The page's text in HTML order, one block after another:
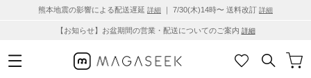
熊本地震の影響による配送遅延 詳細 ｜ 7/30(木)14時〜 送料改訂 詳細
【お知らせ】お盆期間の営業・配送についてのご案内 詳細